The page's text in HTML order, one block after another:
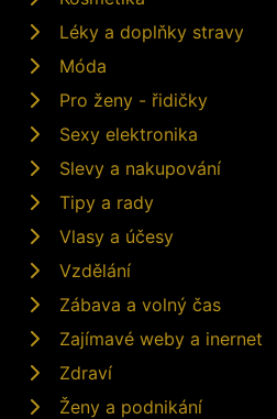
Léky a doplňky stravy
Móda
Pro ženy - řidičky
Sexy elektronika
Slevy a nakupování
Tipy a rady
Vlasy a účesy
Vzdělání
Zábava a volný čas
Zajímavé weby a inernet
Zdraví
Ženy a podnikání